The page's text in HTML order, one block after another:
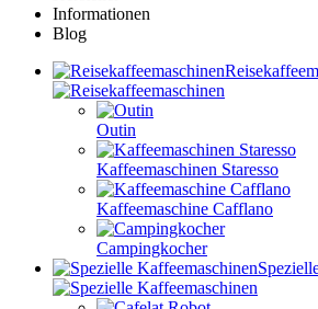
Informationen
Blog
Outin
Kaffeemaschinen Staresso
Kaffeemaschine Cafflano
Campingkocher